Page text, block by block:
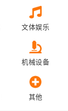
文体娱乐
机械设备
其他